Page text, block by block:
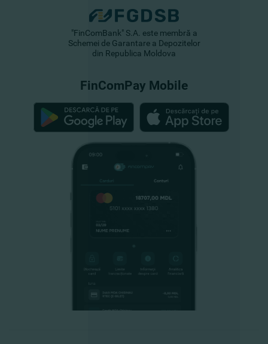
"FinComBank" S.A. este membră a
Schemei de Garantare a Depozitelor
din Republica Moldova
FinComPay Mobile